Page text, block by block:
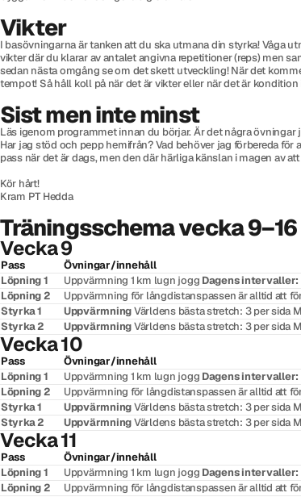
Vikter
I basövningarna är tanken att du ska utmana din styrka! Våga
vikter där du klarar av antalet angivna repetitioner (reps) men
sedan nästa omgång se om det skett utveckling! När det
tempot! Så håll koll på när det är vikter eller när det är kondition
Sist men inte minst
Läs igenom programmet innan du börjar. Är det några
Har jag stöd och pepp hemifrån? Vad behöver jag förbereda
pass när det är dags, men den där härliga känslan i magen av
Kör hårt!
Kram PT Hedda
Träningsschema vecka
Vecka 9
Pass
Övningar/innehåll
Löpning 1
Uppvärmning 1 km lugn jogg Dagens intervaller:
Löpning 2
Uppvärmning för långdistanspassen är alltid att
Styrka 1
UppvärmningVärldens bästa stretch: 3 per sida
Styrka 2
UppvärmningVärldens bästa stretch: 3 per sida
Vecka 10
Pass
Övningar/innehåll
Löpning 1
Uppvärmning 1 km lugn jogg Dagens intervaller:
Löpning 2
Uppvärmning för långdistanspassen är alltid att
Styrka 1
UppvärmningVärldens bästa stretch: 3 per sida
Styrka 2
UppvärmningVärldens bästa stretch: 3 per sida
Vecka 11
Pass
Övningar/innehåll
Löpning 1
Uppvärmning 1 km lugn jogg Dagens intervaller:
Löpning 2
Uppvärmning för långdistanspassen är alltid att